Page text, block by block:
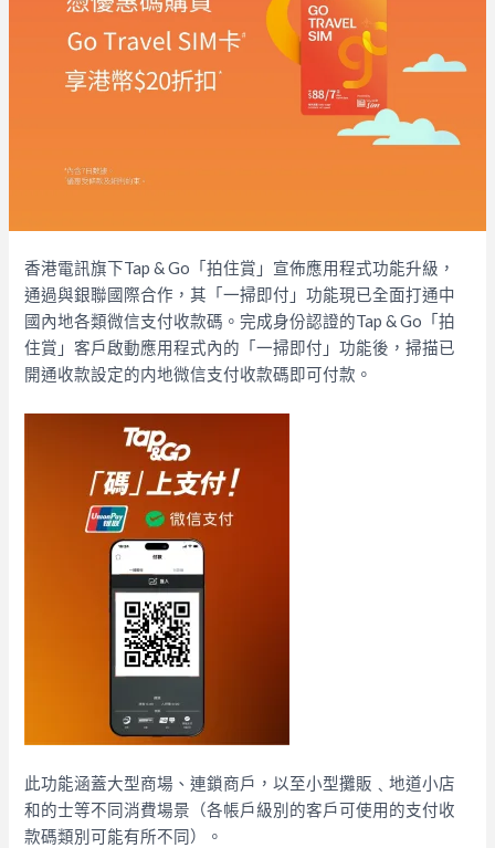
香港電訊旗下Tap & Go「拍住賞」宣佈應用程式功能升級，
通過與銀聯國際合作，其「一掃即付」功能現已全面打通中
國內地各類微信支付收款碼。完成身份認證的Tap & Go「拍
住賞」客戶啟動應用程式內的「一掃即付」功能後，掃描已
開通收款設定的内地微信支付收款碼即可付款。
此功能涵蓋大型商場、連鎖商戶，以至小型攤販﹑地道小店
和的士等不同消費場景（各帳戶級別的客戶可使用的支付收
款碼類別可能有所不同）。